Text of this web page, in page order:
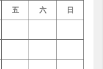
五 六 日